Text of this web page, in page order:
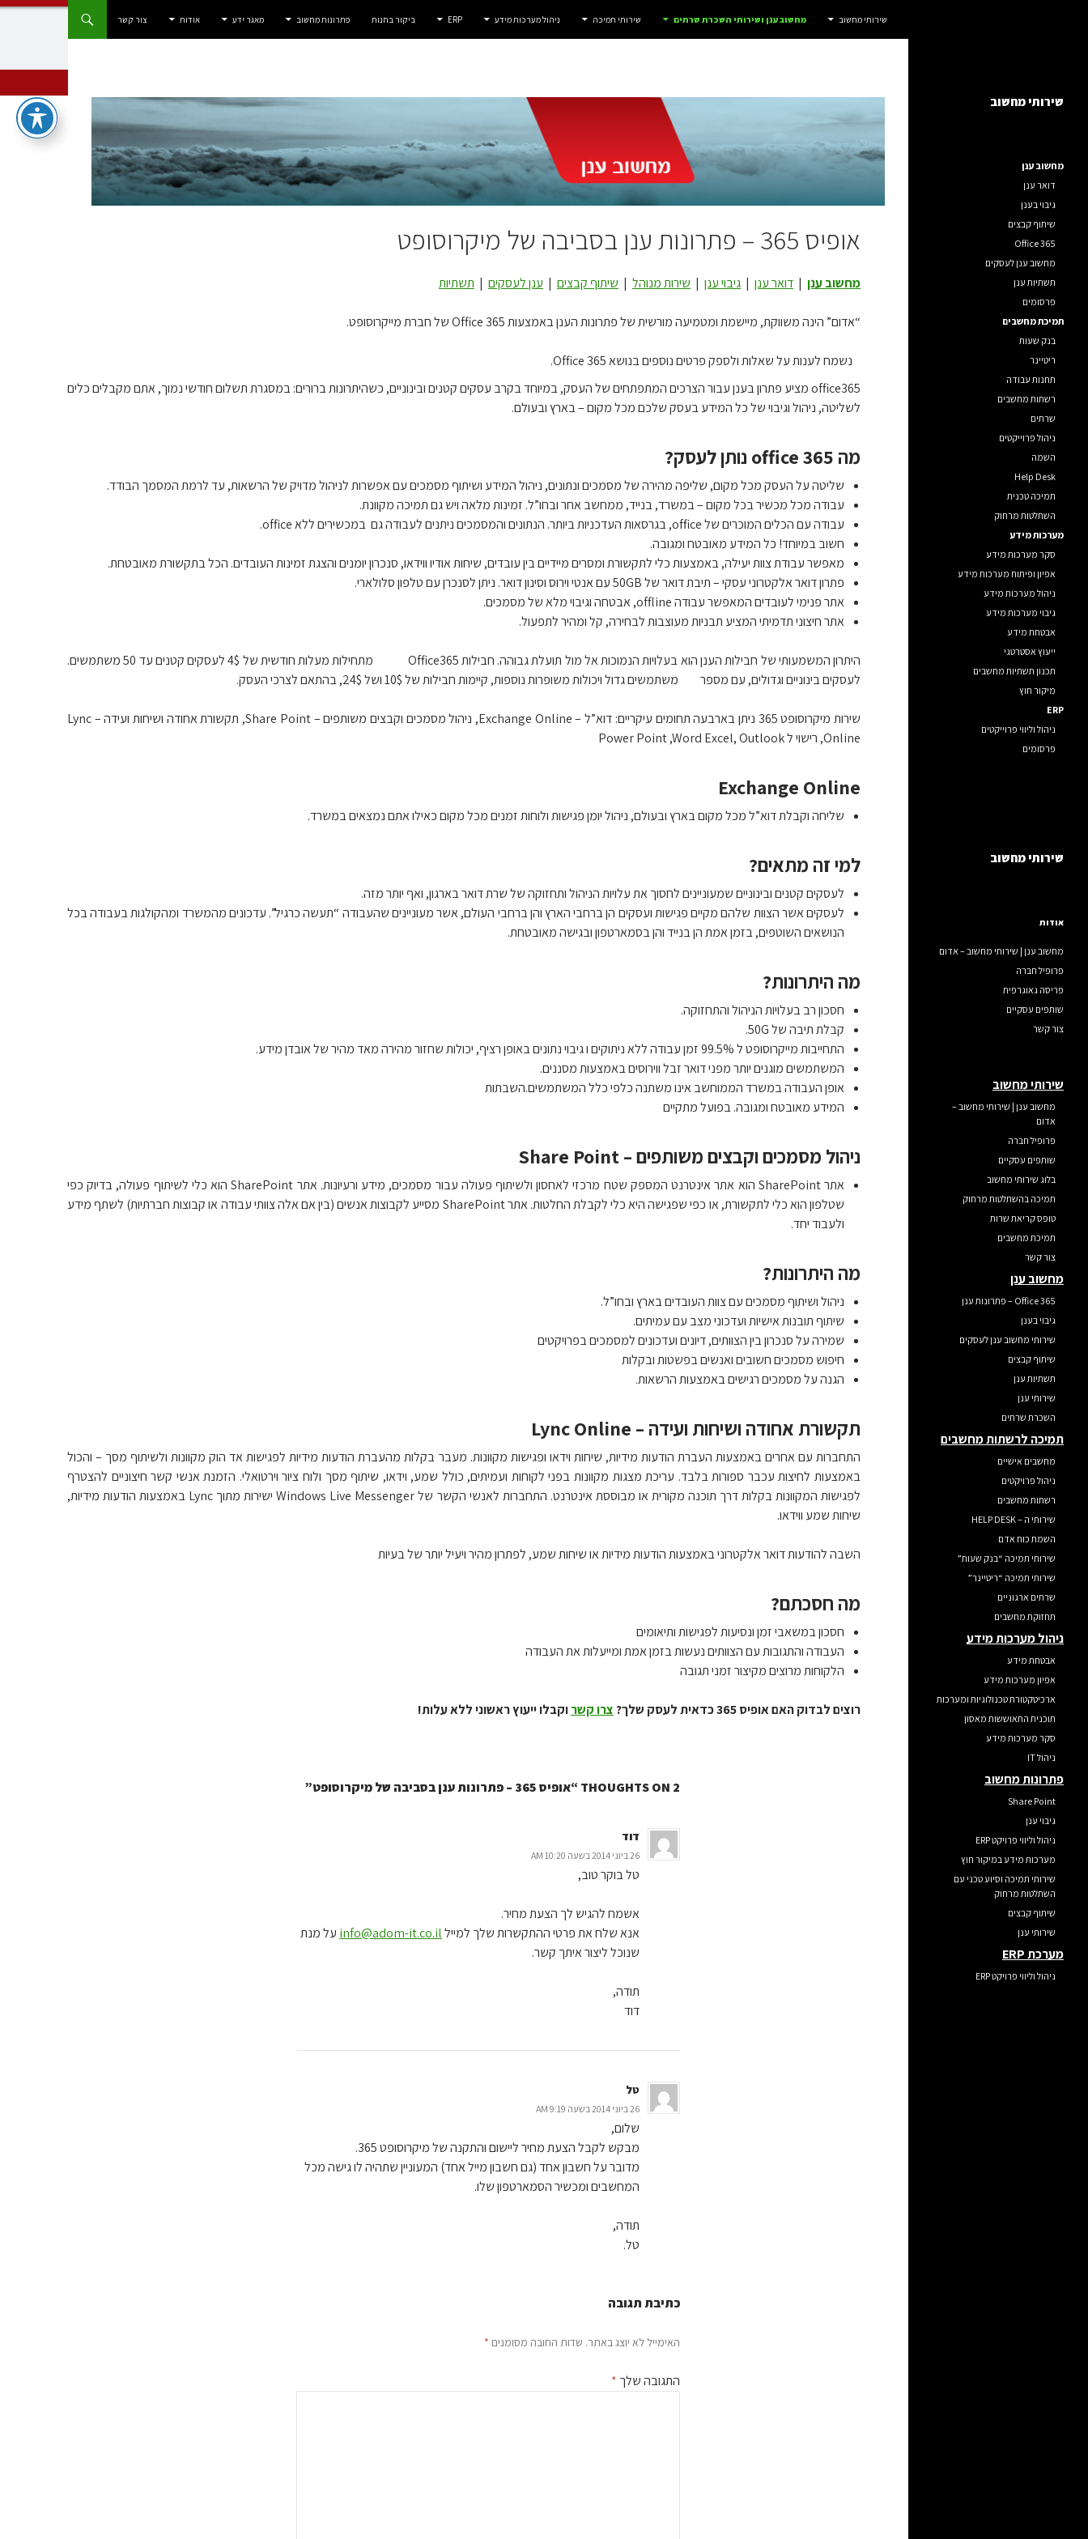
שירותי מחשוב מחשוב ענן ושירותי השכרת שרתים שירותי תמיכה ניהול מערכות מידע ERP ביקור בחנות פתרונות מחשוב מאגר ידע אודות צור קשר
אופיס 365 – פתרונות ענן בסביבה של מיקרוסופט
מחשוב ענן | דואר ענן | גיבוי ענן | שירות מנוהל | שיתוף קבצים | ענן לעסקים | תשתיות
“אדום” הינה משווקת, מיישמת ומטמיעה מורשית של פתרונות הענן באמצעות Office 365 של חברת מייקרוסופט.
נשמח לענות על שאלות ולספק פרטים נוספים בנושא Office 365.
office365 מציע פתרון בענן עבור הצרכים המתפתחים של העסק, במיוחד בקרב עסקים קטנים ובינוניים, כשהיתרונות ברורים: במסגרת תשלום חודשי נמוך, אתם מקבלים כלים
לשליטה, ניהול וגיבוי של כל המידע בעסק שלכם מכל מקום – בארץ ובעולם.
מה office 365 נותן לעסק?
שליטה על העסק מכל מקום, שליפה מהירה של מסמכים ונתונים, ניהול המידע ושיתוף מסמכים עם אפשרות לניהול מדויק של הרשאות, עד לרמת המסמך הבודד.
עבודה מכל מכשיר בכל מקום – במשרד, בנייד, ממחשב אחר ובחו”ל. זמינות מלאה ויש גם תמיכה מקוונת.
עבודה עם הכלים המוכרים של office, בגרסאות העדכניות ביותר. הנתונים והמסמכים ניתנים לעבודה גם במכשירים ללא office.
חשוב במיוחד! כל המידע מאובטח ומגובה.
מאפשר עבודת צוות יעילה, באמצעות כלי לתקשורת ומסרים מיידיים בין עובדים, שיחות אודיו ווידאו, סנכרון יומנים והצגת זמינות העובדים. הכל בתקשורת מאובטחת.
פתרון דואר אלקטרוני עסקי – תיבת דואר של 50GB עם אנטי וירוס וסינון דואר. ניתן לסנכרן עם טלפון סלולארי.
אתר פנימי לעובדים המאפשר עבודה offline, אבטחה וגיבוי מלא של מסמכים.
אתר חיצוני תדמיתי המציע תבניות מעוצבות לבחירה, קל ומהיר לתפעול.
היתרון המשמעותי של חבילות הענן הוא בעלויות הנמוכות אל מול תועלת גבוהה. חבילות Office365 מתחילות מעלות חודשית של 4$ לעסקים קטנים עד 50 משתמשים.
לעסקים בינוניים וגדולים, עם מספר משתמשים גדול ויכולות משופרות נוספות, קיימות חבילות של 10$ ושל 24$, בהתאם לצרכי העסק.
שירות מיקרוסופט 365 ניתן בארבעה תחומים עיקריים: דוא”ל – Exchange Online, ניהול מסמכים וקבצים משותפים – Share Point, תקשורת אחודה ושיחות ועידה – Lync
Online, רישוי ל Power Point ,Word Excel, Outlook
Exchange Online
שליחה וקבלת דוא”ל מכל מקום בארץ ובעולם, ניהול יומן פגישות ולוחות זמנים מכל מקום כאילו אתם נמצאים במשרד.
למי זה מתאים?
לעסקים קטנים ובינוניים שמעוניינים לחסוך את עלויות הניהול ותחזוקה של שרת דואר בארגון, ואף יותר מזה.
לעסקים אשר הצוות שלהם מקיים פגישות ועסקים הן ברחבי הארץ והן ברחבי העולם, אשר מעוניינים שהעבודה “תעשה כרגיל”. עדכונים מהמשרד ומהקולגות בעבודה בכל
הנושאים השוטפים, בזמן אמת הן בנייד והן בסמארטפון ובגישה מאובטחת.
מה היתרונות?
חסכון רב בעלויות הניהול והתחזוקה.
קבלת תיבה של 50G.
התחייבות מייקרוסופט ל 99.5% זמן עבודה ללא ניתוקים ו גיבוי נתונים באופן רציף, יכולות שחזור מהירה מאד מהיר של אובדן מידע.
המשתמשים מוגנים יותר מפני דואר זבל ווירוסים באמצעות מסננים.
אופן העבודה במשרד הממוחשב אינו משתנה כלפי כלל המשתמשים.השבתות
המידע מאובטח ומגובה. בפועל מתקיים
ניהול מסמכים וקבצים משותפים – Share Point
אתר SharePoint הוא אתר אינטרנט המספק שטח מרכזי לאחסון ולשיתוף פעולה עבור מסמכים, מידע ורעיונות. אתר SharePoint הוא כלי לשיתוף פעולה, בדיוק כפי
שטלפון הוא כלי לתקשורת, או כפי שפגישה היא כלי לקבלת החלטות. אתר SharePoint מסייע לקבוצות אנשים (בין אם אלה צוותי עבודה או קבוצות חברתיות) לשתף מידע
ולעבוד יחד.
מה היתרונות?
ניהול ושיתוף מסמכים עם צוות העובדים בארץ ובחו”ל.
שיתוף תובנות אישיות ועדכוני מצב עם עמיתים.
שמירה על סנכרון בין הצוותים, דיונים ועדכונים למסמכים בפרויקטים
חיפוש מסמכים חשובים ואנשים בפשטות ובקלות
הגנה על מסמכים רגישים באמצעות הרשאות.
תקשורת אחודה ושיחות ועידה – Lync Online
התחברות עם אחרים באמצעות העברת הודעות מידיות, שיחות וידאו ופגישות מקוונות. מעבר בקלות מהעברת הודעות מידיות לפגישות אד הוק מקוונות ולשיתוף מסך – והכול
באמצעות לחיצות עכבר ספורות בלבד. עריכת מצגות מקוונות בפני לקוחות ועמיתים, כולל שמע, וידאו, שיתוף מסך ולוח ציור וירטואלי. הזמנת אנשי קשר חיצוניים להצטרף
לפגישות המקוונות בקלות דרך תוכנה מקורית או מבוססת אינטרנט. התחברות לאנשי הקשר של Windows Live Messenger ישירות מתוך Lync באמצעות הודעות מידיות,
שיחות שמע ווידאו.
השבה להודעות דואר אלקטרוני באמצעות הודעות מידיות או שיחות שמע, לפתרון מהיר ויעיל יותר של בעיות
מה חסכתם?
חסכון במשאבי זמן ונסיעות לפגישות ותיאומים
העבודה והתגובות עם הצוותים נעשות בזמן אמת ומייעלות את העבודה
הלקוחות מרוצים מקיצור זמני תגובה
רוצים לבדוק האם אופיס 365 כדאית לעסק שלך? צרו קשרוקבלו ייעוץ ראשוני ללא עלות!
2 THOUGHTS ON “אופיס 365 – פתרונות ענן בסביבה של מיקרוסופט”
דוד
26 ביוני 2014 בשעה 10:20 AM
טל בוקר טוב,
אשמח להגיש לך הצעת מחיר.
אנא שלח את פרטי ההתקשרות שלך למיילinfo@adom-it.co.il על מנת
שנוכל ליצור איתך קשר.
תודה,
דוד
טל
26 ביוני 2014 בשעה 9:19 AM
שלום,
מבקש לקבל הצעת מחיר ליישום והתקנה של מיקרוסופט 365.
מדובר על חשבון אחד (גם חשבון מייל אחד) המעוניין שתהיה לו גישה מכל
המחשבים ומכשיר הסמארטפון שלו.
תודה,
טל.
כתיבת תגובה
האימייל לא יוצג באתר. שדות החובה מסומנים *
התגובה שלך *
שירותי מחשוב
מחשוב ענן
דואר ענן
גיבוי בענן
שיתוף קבצים
Office 365
מחשוב ענן לעסקים
תשתיות ענן
פרסומים
תמיכת מחשבים
בנק שעות
ריטיינר
תחנות עבודה
רשתות מחשבים
שרתים
ניהול פרוייקטים
השמה
Help Desk
תמיכה טכנית
השתלטות מרחוק
מערכות מידע
סקר מערכות מידע
אפיון ופיתוח מערכות מידע
ניהול מערכות מידע
גיבוי מערכות מידע
אבטחת מידע
ייעוץ אסטרטגי
תכנון תשתיות מחשבים
מיקור חוץ
ERP
ניהול וליווי פרוייקטים
פרסומים
שירותי מחשוב
אודות
מחשוב ענן | שירותי מחשוב – אדום
פרופיל חברה
פריסה גאוגרפית
שותפים עסקיים
צור קשר
שירותי מחשוב
מחשוב ענן | שירותי מחשוב –
אדום
פרופיל חברה
שותפים עסקיים
בלוג שירותי מחשוב
תמיכה בהשתלטות מרחוק
טופס קריאת שרות
תמיכת מחשבים
צור קשר
מחשוב ענן
Office 365 – פתרונות ענן
גיבוי בענן
שירותי מחשוב ענן לעסקים
שיתוף קבצים
תשתיות ענן
שירותי ענן
השכרת שרתים
תמיכה לרשתות מחשבים
מחשבים אישיים
ניהול פרויקטים
רשתות מחשבים
שירותי ה – HELP DESK
השמת כוח אדם
שירותי תמיכה “בנק שעות”
שירותי תמיכה “ריטיינר”
שרתים ארגוניים
תחזוקת מחשבים
ניהול מערכות מידע
אבטחת מידע
אפיון מערכות מידע
ארכיטקטורת טכנולוגיות ומערכות
תוכנית התאוששות מאסון
סקר מערכות מידע
ניהול IT
פתרונות מחשוב
Share Point
גיבוי ענן
ניהול וליווי פרויקט ERP
מערכות מידע במיקור חוץ
שירותי תמיכה וסיוע טכני עם
השתלטות מרחוק
שיתוף קבצים
שירותי ענן
מערכת ERP
ניהול וליווי פרויקט ERP